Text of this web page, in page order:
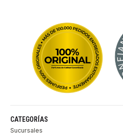
CATEGORÍAS
Sucursales